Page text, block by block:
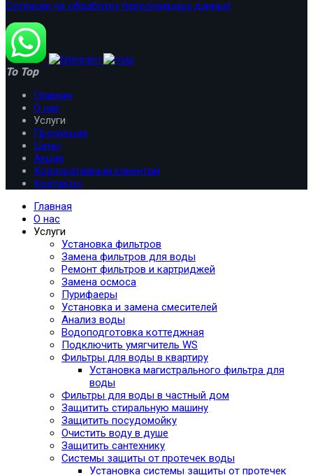
Согласие на обработку персональных данных
To Top
Главная
О нас
Услуги
Продукция
Цены
Акции
Корпоративным клиентам
Контакты
Главная
О нас
Услуги
Установка фильтров
Замена фильтров для воды
Ремонт фильтров и картриджей
Замена осмоса
Пурифаеры
Установка и замена смесителей
Анализ воды
Водоподготовка коттеджная
Подключить умягчитель WS
Фильтры для воды в квартиру
Установка магистрального фильтра для
воды
Фильтры для воды в частный дом
Защитить стиральную машину
Защитить посудомойку
Очистить воду в душе
Защитить сантехнику
Системы защиты от протечек воды
Установка системы защиты от протечек